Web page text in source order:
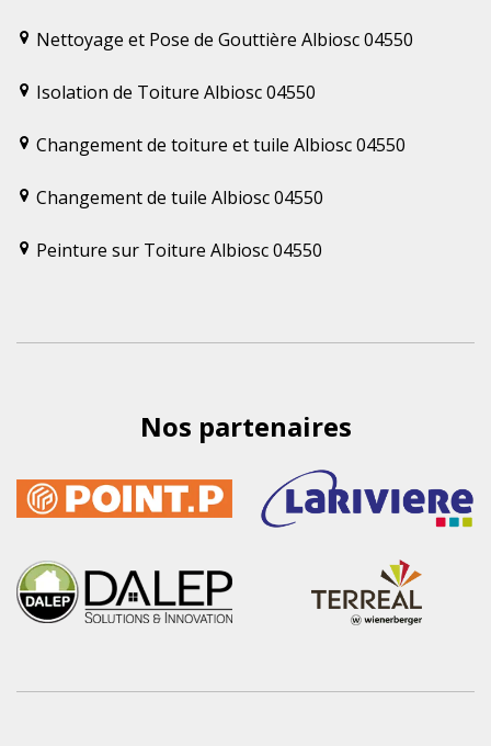
Nettoyage et Pose de Gouttière Albiosc 04550
Isolation de Toiture Albiosc 04550
Changement de toiture et tuile Albiosc 04550
Changement de tuile Albiosc 04550
Peinture sur Toiture Albiosc 04550
Nos partenaires